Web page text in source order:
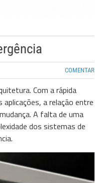
COMENTAR
Com a rápida
a relação entre
A falta de uma
dos sistemas de